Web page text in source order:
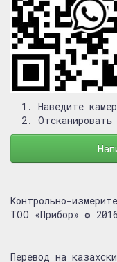
Наведите
Отсканировать
Контрольно-
ТОО «Прибор» ©
Перевод на